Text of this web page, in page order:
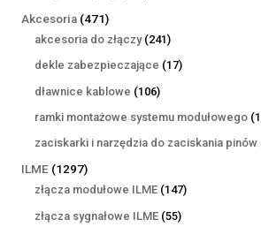
Akcesoria 471471
produktów
akcesoria do złączy 241241
produktów
dekle zabezpieczające 1717
dławnice kablowe 106106
produktów
ramki montażowe systemu modułowego
zaciskarki i narzędzia do zaciskania pinów
ILME 12971297
produktów
złącza modułowe ILME 147147
złącza sygnałowe ILME 5555